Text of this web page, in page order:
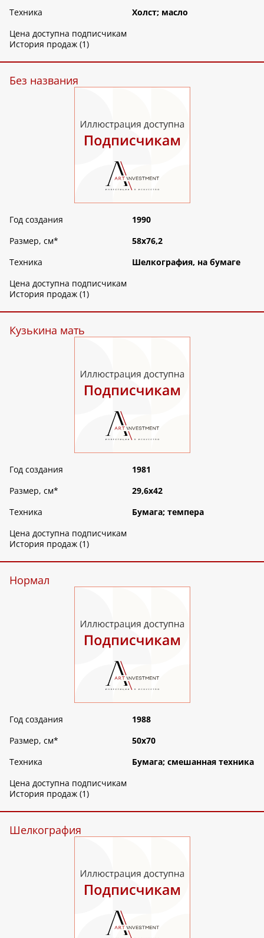
Техника
Холст; масло
Цена доступна подписчикам
История продаж (1)
Без названия
Год создания
1990
Размер, см*
58х76,2
Техника
Шелкография, на бумаге
Цена доступна подписчикам
История продаж (1)
Кузькина мать
Год создания
1981
Размер, см*
29,6х42
Техника
Бумага; темпера
Цена доступна подписчикам
История продаж (1)
Нормал
Год создания
1988
Размер, см*
50х70
Техника
Бумага; смешанная техника
Цена доступна подписчикам
История продаж (1)
Шелкография